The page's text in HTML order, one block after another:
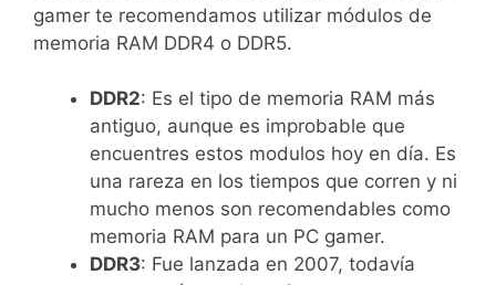
gamer te recomendamos utilizar módulos de
memoria RAM DDR4 o DDR5.
DDR2: Es el tipo de memoria RAM más
antiguo, aunque es improbable que
encuentres estos modulos hoy en día. Es
una rareza en los tiempos que corren y ni
mucho menos son recomendables como
memoria RAM para un PC gamer.
DDR3: Fue lanzada en 2007, todavía